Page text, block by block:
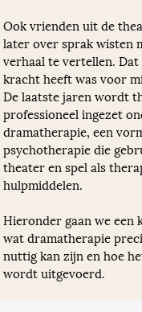
Ook vrienden uit de
later over sprak wisten
verhaal te vertellen.
kracht heeft was voor
De laatste jaren wordt
professioneel ingezet
dramatherapie, een
psychotherapie die
theater en spel als
hulpmiddelen.
Hieronder gaan we een
wat dramatherapie
nuttig kan zijn en hoe
wordt uitgevoerd.